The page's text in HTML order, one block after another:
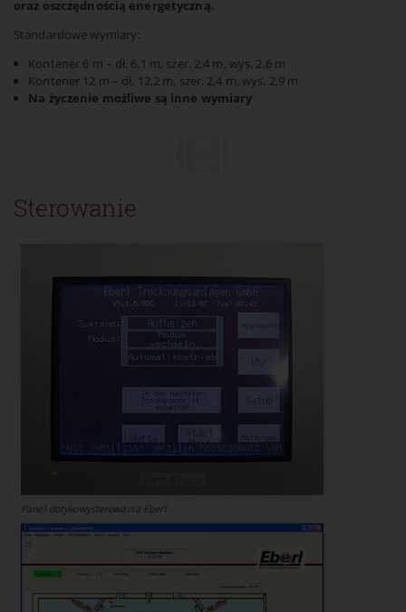
oraz oszczędnością energetyczną.
Standardowe wymiary:
Kontener 6 m – dł. 6,1 m, szer. 2,4 m, wys. 2,6 m
Kontener 12 m – dł. 12,2 m, szer. 2,4 m, wys. 2,9 m
Na życzenie możliwe są inne wymiary
Sterowanie
Panel dotykowysterowania Eberl